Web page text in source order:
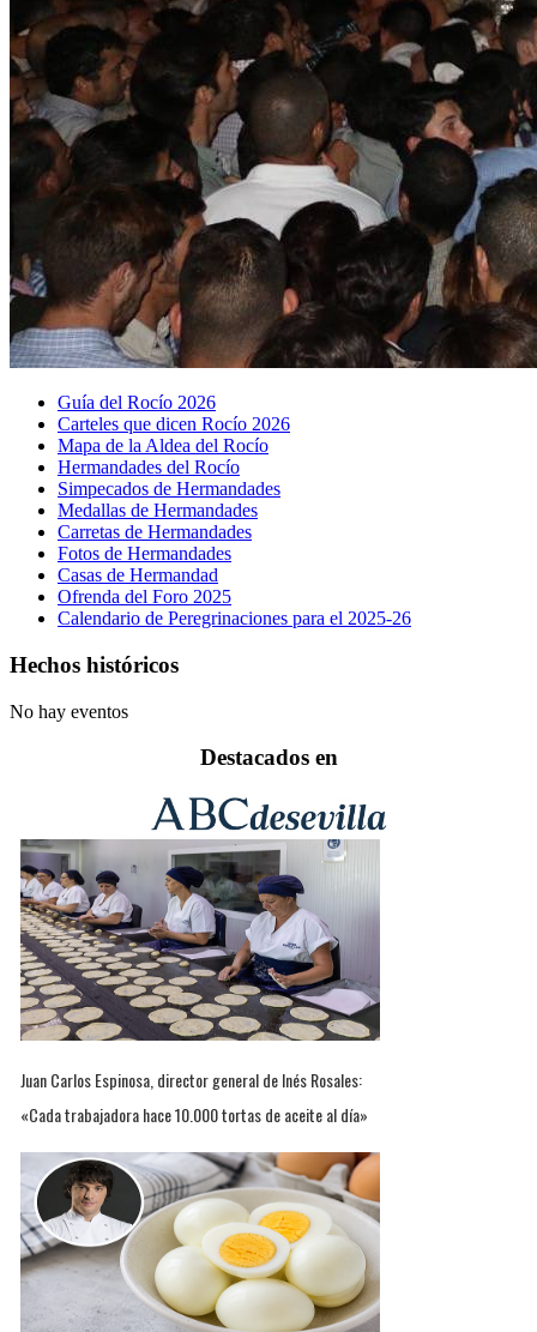
Guía del Rocío 2026
Carteles que dicen Rocío 2026
Mapa de la Aldea del Rocío
Hermandades del Rocío
Simpecados de Hermandades
Medallas de Hermandades
Carretas de Hermandades
Fotos de Hermandades
Casas de Hermandad
Ofrenda del Foro 2025
Calendario de Peregrinaciones para el 2025-26
Hechos históricos
No hay eventos
Destacados en
Juan Carlos Espinosa, director general de Inés Rosales:
«Cada trabajadora hace 10.000 tortas de aceite al día»